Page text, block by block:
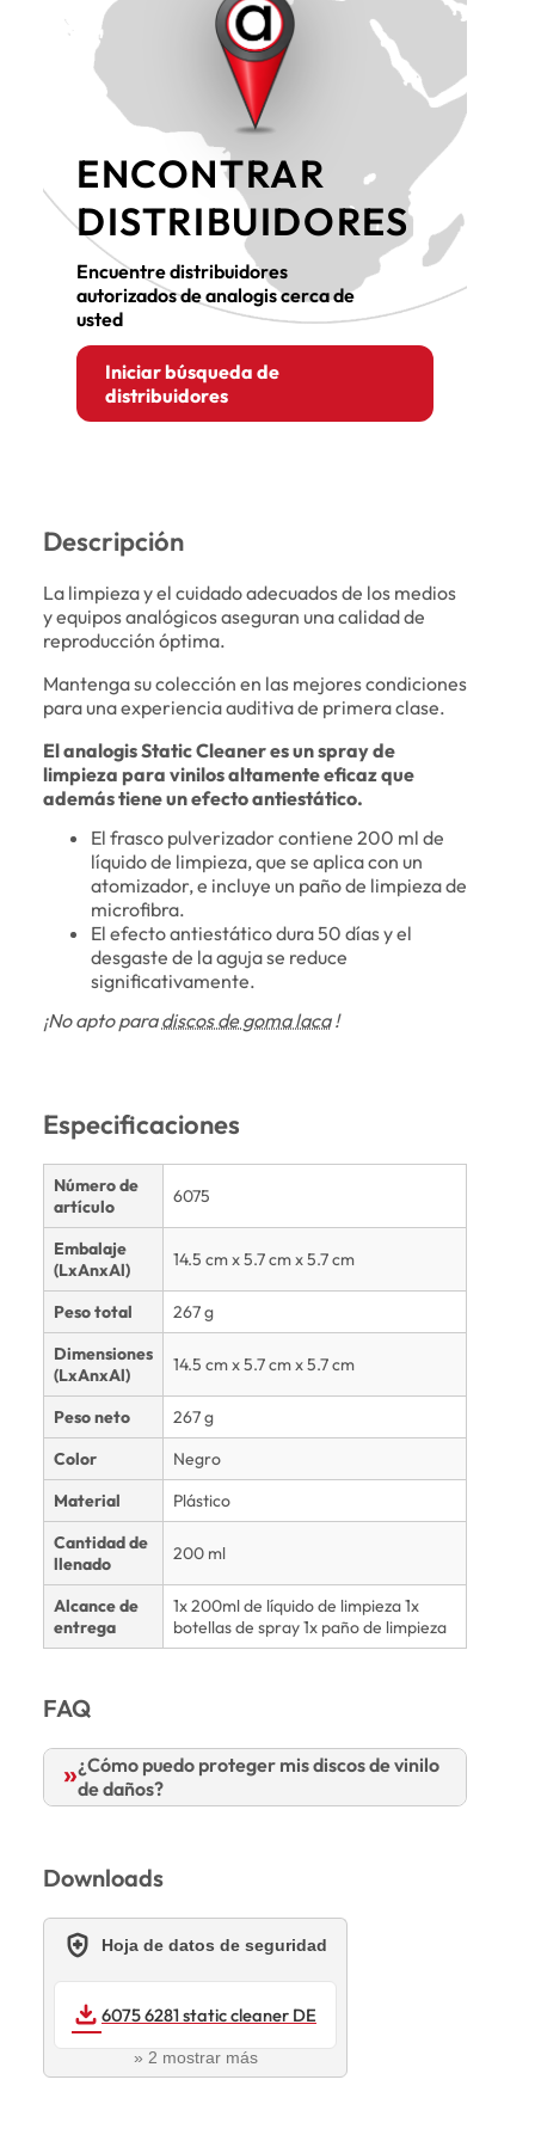
ENCONTRAR
DISTRIBUIDORES
Encuentre distribuidores
autorizados de analogis cerca de
usted
Iniciar búsqueda de
distribuidores
Descripción
La limpieza y el cuidado adecuados de los medios
y equipos analógicos aseguran una calidad de
reproducción óptima.
Mantenga su colección en las mejores condiciones
para una experiencia auditiva de primera clase.
El analogis Static Cleaner es un spray de
limpieza para vinilos altamente eficaz que
además tiene un efecto antiestático.
El frasco pulverizador contiene 200 ml de
líquido de limpieza, que se aplica con un
atomizador, e incluye un paño de limpieza de
microfibra.
El efecto antiestático dura 50 días y el
desgaste de la aguja se reduce
significativamente.
¡No apto paradiscos de goma laca !
Especificaciones
Número de
artículo
6075
Embalaje
(LxAnxAl)
14.5 cm x 5.7 cm x 5.7 cm
Peso total
267 g
Dimensiones
(LxAnxAl)
14.5 cm x 5.7 cm x 5.7 cm
Peso neto
267 g
Color
Negro
Material
Plástico
Cantidad de
llenado
200 ml
Alcance de
entrega
1x 200ml de líquido de limpieza 1x
botellas de spray 1x paño de limpieza
FAQ
¿Cómo puedo proteger mis discos de vinilo
de daños?
Downloads
health_and_safety Hoja de datos de seguridad
DOWNLOAD 6075 6281 static cleaner DE
» 2 mostrar más